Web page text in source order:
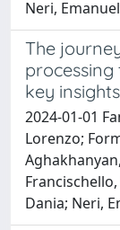
Neri,
The
key
2024-01-01
Lorenzo;
Dania; Neri,